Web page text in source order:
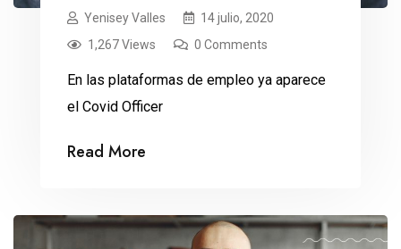
Yenisey Valles
14 julio, 2020
1,267 Views
0 Comments
En las plataformas de empleo ya aparece
el Covid Officer
Read More